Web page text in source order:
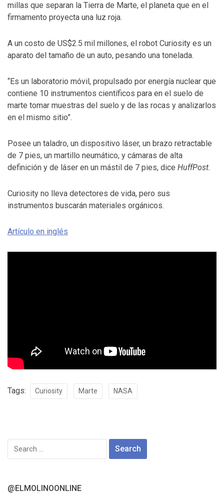
millas que separan la Tierra de Marte, el planeta que en el
firmamento proyecta una luz roja.
A un costo de US$2.5 mil millones, el robot Curiosity es un
aparato del tamaño de un auto, pesando una tonelada.
“Es un laboratorio móvil, propulsado por energía nuclear que
contiene 10 instrumentos científicos para en el suelo de
marte tomar muestras del suelo y de las rocas y analizarlos
en el mismo sitio”.
Posee un taladro, un dispositivo láser, un brazo retractable
de 7 pies, un martillo neumático, y cámaras de alta
definición y de láser en un mástil de 7 pies, dice HuffPost.
Curiosity no lleva detectores de vida, pero sus
instrumentos buscarán materiales orgánicos.
Artículo en inglés
Tags: Curiosity Marte NASA
Search
for:
@ELMOLINOONLINE